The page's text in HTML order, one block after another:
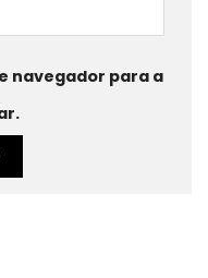
navegador para a